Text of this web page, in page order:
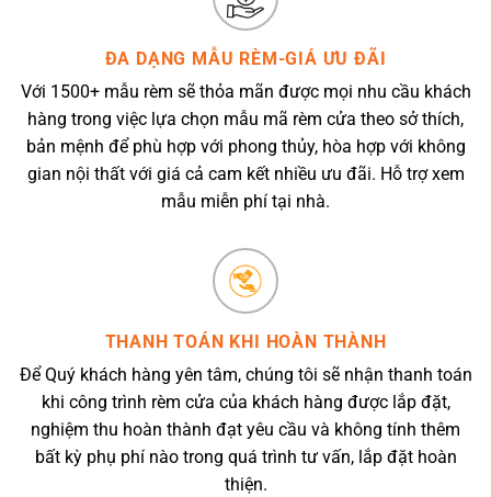
ĐA DẠNG MẪU RÈM-GIÁ ƯU ĐÃI
Với 1500+ mẫu rèm sẽ thỏa mãn được mọi nhu cầu khách
hàng trong việc lựa chọn mẫu mã rèm cửa theo sở thích,
bản mệnh để phù hợp với phong thủy, hòa hợp với không
gian nội thất với giá cả cam kết nhiều ưu đãi. Hỗ trợ xem
mẫu miễn phí tại nhà.
THANH TOÁN KHI HOÀN THÀNH
Để Quý khách hàng yên tâm, chúng tôi sẽ nhận thanh toán
khi công trình rèm cửa của khách hàng được lắp đặt,
nghiệm thu hoàn thành đạt yêu cầu và không tính thêm
bất kỳ phụ phí nào trong quá trình tư vấn, lắp đặt hoàn
thiện.